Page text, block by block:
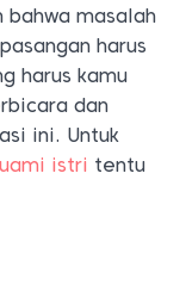
bahwa masalah
harus
harus kamu
dan
ini. Untuk
istri tentu